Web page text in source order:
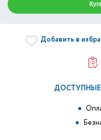
Добавить в